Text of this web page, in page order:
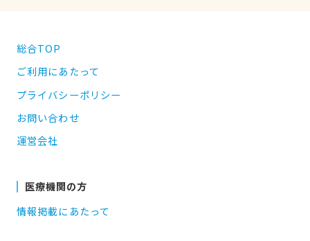
総合TOP
ご利用にあたって
プライバシーポリシー
お問い合わせ
運営会社
医療機関の方
情報掲載にあたって